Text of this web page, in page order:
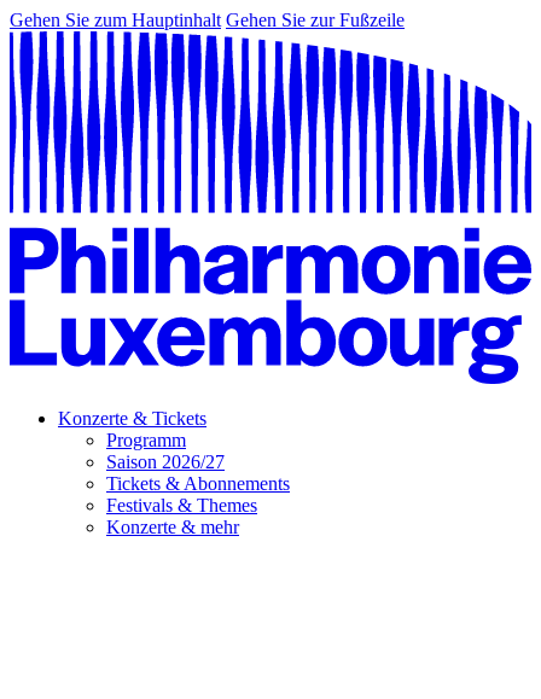
Gehen Sie zum Hauptinhalt Gehen Sie zur Fußzeile
Konzerte & Tickets
Programm
Saison 2026/27
Tickets & Abonnements
Festivals & Themes
Konzerte & mehr